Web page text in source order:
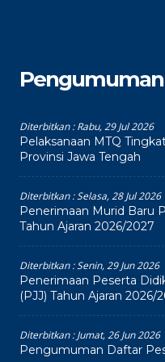
Pengumuman
Diterbitkan :Rabu, 29 Jul 2026
Pelaksanaan MTQ
Provinsi Jawa Tengah
Diterbitkan :Selasa, 28 Jul 2026
Penerimaan Murid Baru
Tahun Ajaran 2026/2027
Diterbitkan :Senin, 29 Jun 2026
Penerimaan Peserta
(PJJ) Tahun Ajaran 2026/
Diterbitkan :Jumat, 26 Jun 2026
Pengumuman Daftar